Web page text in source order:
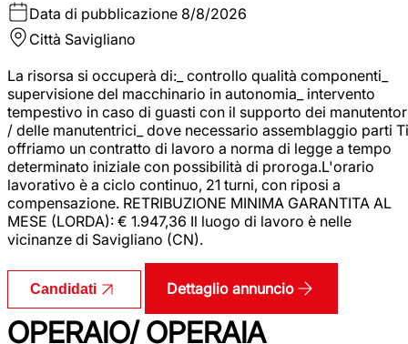
Data di pubblicazione 8/8/2026
Città Savigliano
La risorsa si occuperà di:_ controllo qualità componenti_
supervisione del macchinario in autonomia_ intervento
tempestivo in caso di guasti con il supporto dei
/ delle manutentrici_ dove necessario assemblaggio parti Ti
offriamo un contratto di lavoro a norma di legge a tempo
determinato iniziale con possibilità di proroga.L'orario
lavorativo è a ciclo continuo, 21 turni, con riposi a
compensazione. RETRIBUZIONE MINIMA GARANTITA AL
MESE (LORDA): € 1.947,36 Il luogo di lavoro è nelle
vicinanze di Savigliano (CN).
Candidati Dettaglio annuncio
OPERAIO/ OPERAIA